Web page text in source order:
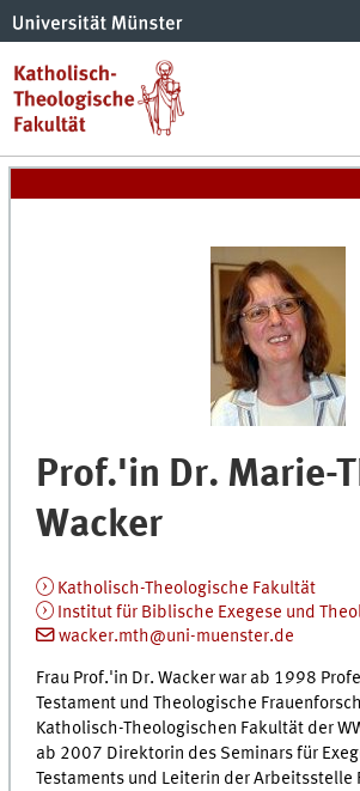
Prof.'in Dr. Marie-
Wacker
Katholisch-Theologische Fakultät
Institut für Biblische Exegese und
wacker.mth@uni-muenster.de
Frau Prof.'in Dr. Wacker war ab 1998
Testament und Theologische
Katholisch-Theologischen Fakultät der
ab 2007 Direktorin des Seminars für
Testaments und Leiterin der Arbeitsstelle